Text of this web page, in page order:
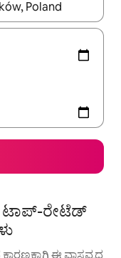
ಕೀಲಿಗಳೊಂದಿಗೆ
ಟಾಪ್-ರೇಟೆಡ್
ಕಾರಣಕ್ಕಾಗಿ ಈ ವಾಸ್ತವ್ಯದ